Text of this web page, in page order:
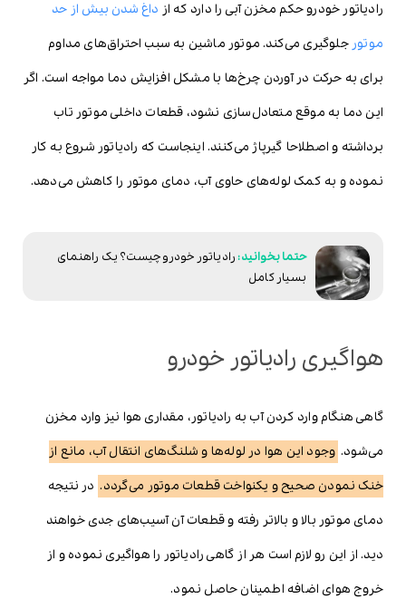
رادیاتور خودرو حکم مخزن آبی را دارد که از داغ شدن بیش از حد
موتور جلوگیری می‌کند. موتور ماشین به سبب احتراق‌های مداوم
برای به حرکت در آوردن چرخ‌ها با مشکل افزایش دما مواجه است. اگر
این دما به موقع متعادل‌سازی نشود، قطعات داخلی موتور تاب
برداشته و اصطلاحا گیرپاژ می‌کنند. اینجاست که رادیاتور شروع به کار
نموده و به کمک لوله‌های حاوی آب، دمای موتور را کاهش می‌دهد.
رادیاتور خودرو چیست؟ یک راهنمای
بسیار کامل
هواگیری رادیاتور خودرو
گاهی هنگام وارد کردن آب به رادیاتور، مقداری هوا نیز وارد مخزن
می‌شود. وجود این هوا در لوله‌ها و شلنگ‌های انتقال آب، مانع از
خنک نمودن صحیح و یکنواخت قطعات موتور می‌گردد. در نتیجه
دمای موتور بالا و بالاتر رفته و قطعات آن آسیب‌های جدی خواهند
دید. از این رو لازم است هر از گاهی رادیاتور را هواگیری نموده و از
خروج هوای اضافه اطمینان حاصل نمود.